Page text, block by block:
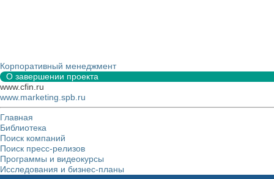
Корпоративный менеджмент
О завершении проекта
www.cfin.ru
www.marketing.spb.ru
Главная
Библиотека
Поиск компаний
Поиск пресс-релизов
Программы и видеокурсы
Исследования и бизнес-планы